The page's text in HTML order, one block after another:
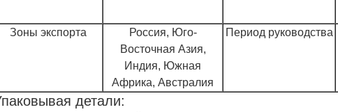
Зоны экспорта
Россия, Юго-
Восточная Азия,
Индия, Южная
Африка, Австралия
Период руководства
детали: